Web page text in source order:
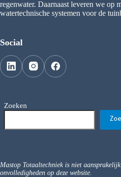
regenwater. Daarnaast leveren we op
watertechnische systemen voor de
Social
Zoeken
Mastop Totaaltechniek is niet
onvolledigheden op deze website.